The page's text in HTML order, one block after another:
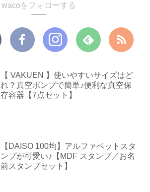
wacoをフォローする
【 VAKUEN 】使いやすいサイズはど
れ？真空ポンプで簡単♪便利な真空保
存容器【7点セット】
【DAISO 100均】アルファベットスタ
ンプが可愛い♪【MDF スタンプ／お名
前スタンプセット】